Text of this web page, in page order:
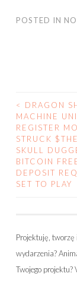
POSTED IN
POST
<
DRAGON
MACHINE
REGISTER
STRUCK
SKULL
BITCOIN
DEPOSIT
SET TO PLAY
Projektuję, tworzę
wydarzenia?
Twojego projektu?